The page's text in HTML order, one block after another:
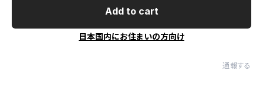
Add to cart
日本国内にお住まいの方向け
通報する